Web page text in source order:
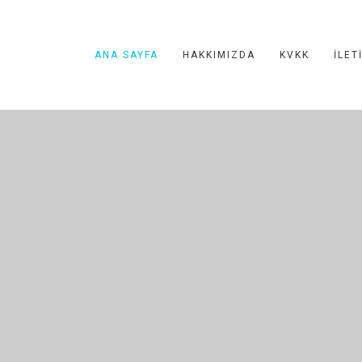
ANA SAYFA HAKKIMIZDA KVKK